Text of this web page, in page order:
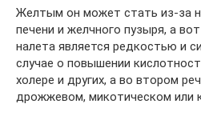
Желтым он может стать из-за
печени и желчного пузыря, а
налета является редкостью и
случае о повышении
холере и других, а во втором
дрожжевом, микотическом или